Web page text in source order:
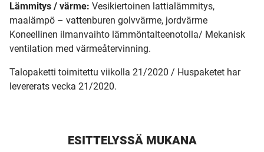
Lämmitys / värme: Vesikiertoinen lattialämmitys,
maalämpö – vattenburen golvvärme, jordvärme
Koneellinen ilmanvaihto lämmöntalteenotolla/ Mekanisk
ventilation med värmeåtervinning.
Talopaketti toimitettu viikolla 21/2020 / Huspaketet har
levererats vecka 21/2020.
ESITTELYSSÄ MUKANA